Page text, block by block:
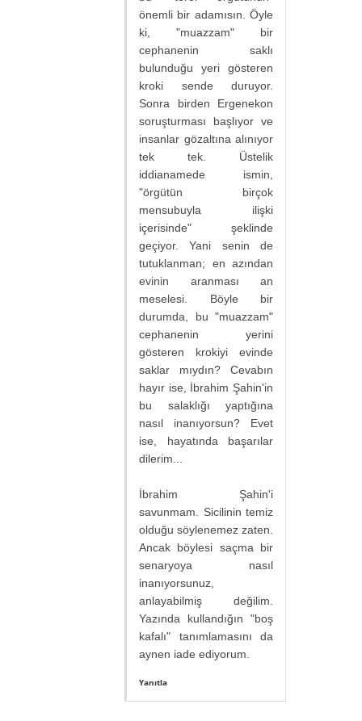
önemli bir adamısın. Öyle
ki, "muazzam" bir
cephanenin saklı
bulunduğu yeri gösteren
kroki sende duruyor.
Sonra birden Ergenekon
soruşturması başlıyor ve
insanlar gözaltına alınıyor
tek tek. Üstelik
iddianamede ismin,
"örgütün birçok
mensubuyla ilişki
içerisinde" şeklinde
geçiyor. Yani senin de
tutuklanman; en azından
evinin aranması an
meselesi. Böyle bir
durumda, bu "muazzam"
cephanenin yerini
gösteren krokiyi evinde
saklar mıydın? Cevabın
hayır ise, İbrahim Şahin'in
bu salaklığı yaptığına
nasıl inanıyorsun? Evet
ise, hayatında başarılar
dilerim...
İbrahim Şahin'i
savunmam. Sicilinin temiz
olduğu söylenemez zaten.
Ancak böylesi saçma bir
senaryoya nasıl
inanıyorsunuz,
anlayabilmiş değilim.
Yazında kullandığın "boş
kafalı" tanımlamasını da
aynen iade ediyorum.
Yanıtla